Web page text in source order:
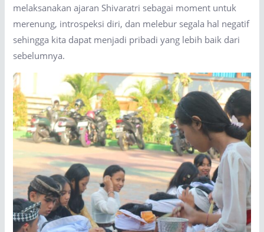
melaksanakan ajaran Shivaratri sebagai moment untuk
merenung, introspeksi diri, dan melebur segala hal negatif
sehingga kita dapat menjadi pribadi yang lebih baik dari
sebelumnya.